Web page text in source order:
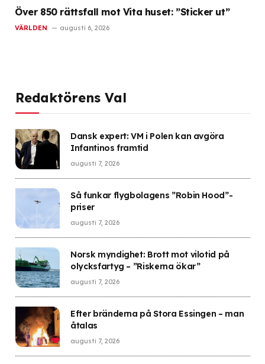
Över 850 rättsfall mot Vita huset: ”Sticker ut”
VÄRLDEN augusti 6, 2026
Redaktörens Val
Dansk expert: VM i Polen kan avgöra
Infantinos framtid
augusti 7, 2026
Så funkar flygbolagens ”Robin Hood”-
priser
augusti 7, 2026
Norsk myndighet: Brott mot vilotid på
olycksfartyg – ”Riskerna ökar”
augusti 7, 2026
Efter bränderna på Stora Essingen – man
åtalas
augusti 7, 2026